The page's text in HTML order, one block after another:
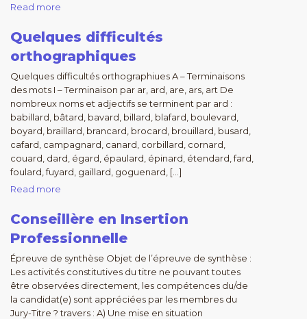
Read more
Quelques difficultés
orthographiques
Quelques difficultés orthographiues A – Terminaisons
des mots I – Terminaison par ar, ard, are, ars, art De
nombreux noms et adjectifs se terminent par ard :
babillard, bâtard, bavard, billard, blafard, boulevard,
boyard, braillard, brancard, brocard, brouillard, busard,
cafard, campagnard, canard, corbillard, cornard,
couard, dard, égard, épaulard, épinard, étendard, fard,
foulard, fuyard, gaillard, goguenard, […]
Read more
Conseillère en Insertion
Professionnelle
Épreuve de synthèse Objet de l’épreuve de synthèse :
Les activités constitutives du titre ne pouvant toutes
être observées directement, les compétences du/de
la candidat(e) sont appréciées par les membres du
Jury-Titre ? travers : A) Une mise en situation